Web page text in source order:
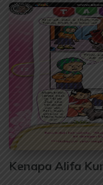
Kenapa Alifa